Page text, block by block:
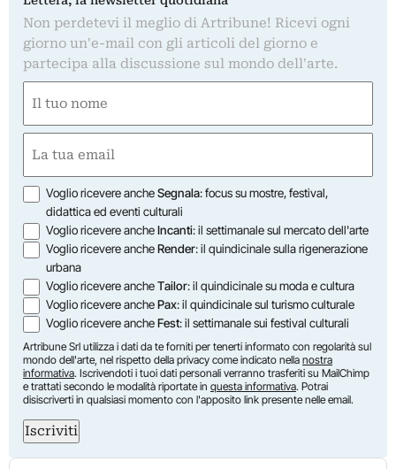
Non perdetevi il meglio di Artribune! Ricevi ogni
giorno un'e-mail con gli articoli del giorno e
partecipa alla discussione sul mondo dell'arte.
(Obbligatorio)
Nome
(Obbligatorio)
Opzioni
Voglio ricevere ancheSegnala: focus su mostre, festival,
didattica ed eventi culturali
Voglio ricevere ancheIncanti: il settimanale sul mercato dell'arte
Voglio ricevere ancheRender: il quindicinale sulla rigenerazione
urbana
Voglio ricevere ancheTailor: il quindicinale su moda e cultura
Voglio ricevere anchePax: il quindicinale sul turismo culturale
Voglio ricevere ancheFest: il settimanale sui festival culturali
Artribune Srl utilizza i dati da te forniti per tenerti informato con regolarità sul
mondo dell'arte, nel rispetto della privacy come indicato nella nostra
informativa. Iscrivendoti i tuoi dati personali verranno trasferiti su MailChimp
e trattati secondo le modalità riportate in questa informativa. Potrai
disiscriverti in qualsiasi momento con l'apposito link presente nelle email.
Iscriviti